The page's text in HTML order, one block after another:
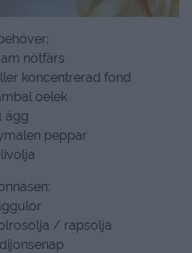
nötfärs
koncentrerad fond
oelek
ägg
peppar
/ rapsolja